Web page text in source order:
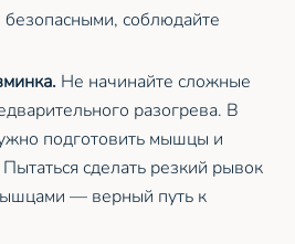
соблюдайте
Не начинайте сложные
разогрева. В
подготовить мышцы и
сделать резкий рывок
— верный путь к